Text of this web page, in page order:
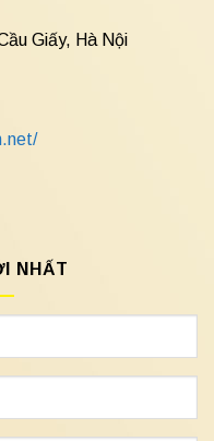
Giấy, Hà Nội
NHẤT